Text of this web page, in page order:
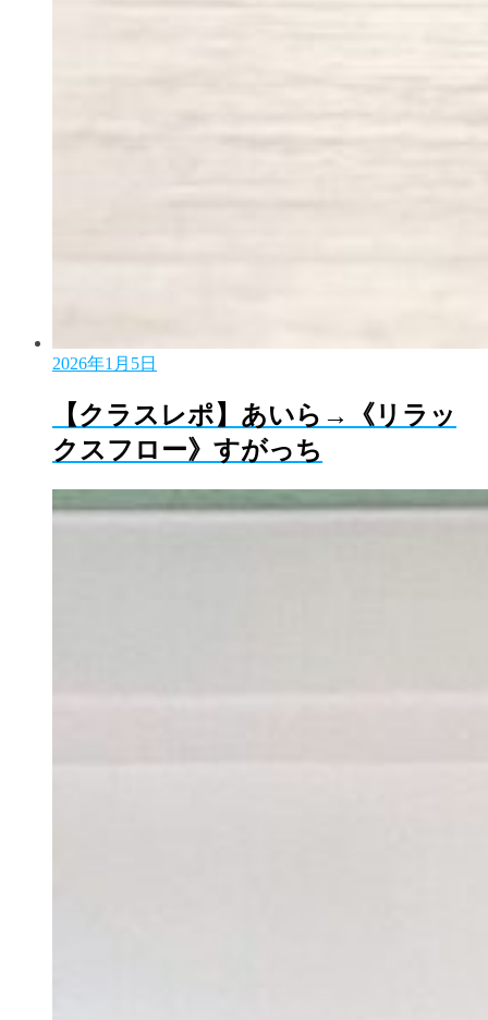
2026年1月5日
【クラスレポ】あいら→《リラッ
クスフロー》すがっち